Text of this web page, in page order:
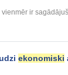
ir
ekonomiski